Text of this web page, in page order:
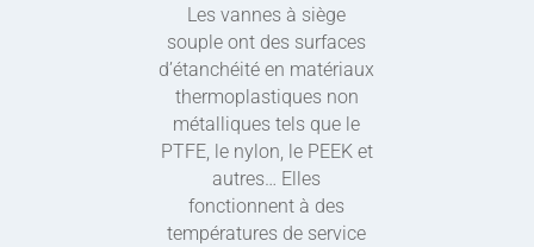
Les vannes à siège
souple ont des surfaces
d’étanchéité en matériaux
thermoplastiques non
métalliques tels que le
PTFE, le nylon, le PEEK et
autres… Elles
fonctionnent à des
températures de service